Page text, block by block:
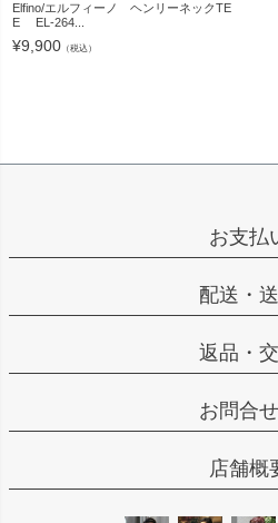
Elfino/エルフィーノ ヘンリーネックTE
E EL-264...
¥9,900 （税込）
お支払
配送・
返品・
お問合
店舗概